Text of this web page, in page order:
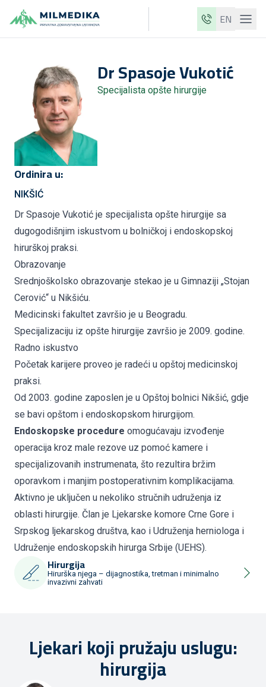
EN
Naše klinike
Usluge
Ljekari
Cjenovnik
O nama
Aktuelnosti
Blog
Kontakt
ME EN
DrSpasojeVukotić
Specijalista opšte hirurgije
Ordinira u:
NIKŠIĆ
Dr Spasoje Vukotić je specijalista opšte hirurgije sa
dugogodišnjim iskustvom u bolničkoj i endoskopskoj
hirurškoj praksi.
Obrazovanje
Srednjoškolsko obrazovanje stekao je u Gimnaziji „Stojan
Cerović“ u Nikšiću.
Medicinski fakultet završio je u Beogradu.
Specijalizaciju iz opšte hirurgije završio je 2009. godine.
Radno iskustvo
Početak karijere proveo je radeći u opštoj medicinskoj
praksi.
Od 2003. godine zaposlen je u Opštoj bolnici Nikšić, gdje
se bavi opštom i endoskopskom hirurgijom.
Endoskopske procedure omogućavaju izvođenje
operacija kroz male rezove uz pomoć kamere i
specijalizovanih instrumenata, što rezultira bržim
oporavkom i manjim postoperativnim komplikacijama.
Aktivno je uključen u nekoliko stručnih udruženja iz
oblasti hirurgije. Član je Ljekarske komore Crne Gore i
Srpskog ljekarskog društva, kao i Udruženja herniologa i
Udruženje endoskopskih hirurga Srbije (UEHS).
Hirurgija
Hirurška njega – dijagnostika, tretman i minimalno
invazivni zahvati
Ljekari koji pružaju uslugu:
hirurgija